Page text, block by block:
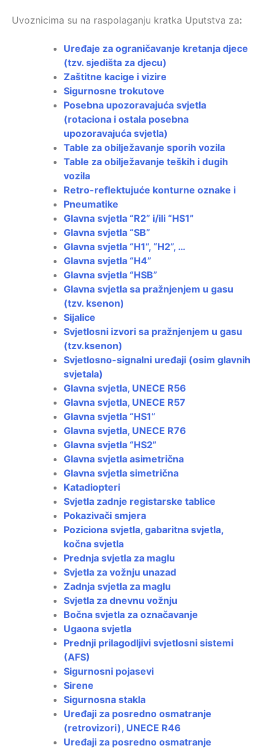
Uvoznicima su na raspolaganju kratka Uputstva za:
Uređaje za ograničavanje kretanja djece
(tzv. sjedišta za djecu)
Zaštitne kacige i vizire
Sigurnosne trokutove
Posebna upozoravajuća svjetla
(rotaciona i ostala posebna
upozoravajuća svjetla)
Table za obilježavanje sporih vozila
Table za obilježavanje teških i dugih
vozila
Retro-reflektujuće konturne oznake i
Pneumatike
Glavna svjetla “R2” i/ili “HS1”
Glavna svjetla “SB”
Glavna svjetla “H1”, “H2”, …
Glavna svjetla “H4”
Glavna svjetla “HSB”
Glavna svjetla sa pražnjenjem u gasu
(tzv. ksenon)
Sijalice
Svjetlosni izvori sa pražnjenjem u gasu
(tzv.ksenon)
Svjetlosno-signalni uređaji (osim glavnih
svjetala)
Glavna svjetla, UNECE R56
Glavna svjetla, UNECE R57
Glavna svjetla “HS1”
Glavna svjetla, UNECE R76
Glavna svjetla “HS2”
Glavna svjetla asimetrična
Glavna svjetla simetrična
Katadiopteri
Svjetla zadnje registarske tablice
Pokazivači smjera
Poziciona svjetla, gabaritna svjetla,
kočna svjetla
Prednja svjetla za maglu
Svjetla za vožnju unazad
Zadnja svjetla za maglu
Svjetla za dnevnu vožnju
Bočna svjetla za označavanje
Ugaona svjetla
Prednji prilagodljivi svjetlosni sistemi
(AFS)
Sigurnosni pojasevi
Sirene
Sigurnosna stakla
Uređaji za posredno osmatranje
(retrovizori), UNECE R46
Uređaji za posredno osmatranje